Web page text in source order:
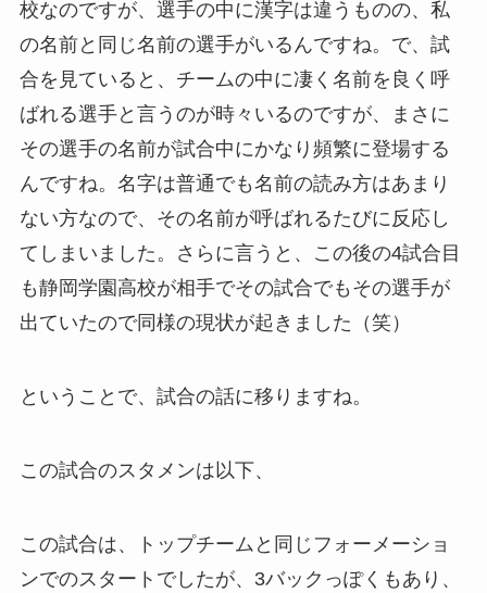
校なのですが、選手の中に漢字は違うものの、私
の名前と同じ名前の選手がいるんですね。で、試
合を見ていると、チームの中に凄く名前を良く呼
ばれる選手と言うのが時々いるのですが、まさに
その選手の名前が試合中にかなり頻繁に登場する
んですね。名字は普通でも名前の読み方はあまり
ない方なので、その名前が呼ばれるたびに反応し
てしまいました。さらに言うと、この後の4試合目
も静岡学園高校が相手でその試合でもその選手が
出ていたので同様の現状が起きました（笑）
ということで、試合の話に移りますね。
この試合のスタメンは以下、
この試合は、トップチームと同じフォーメーショ
ンでのスタートでしたが、3バックっぽくもあり、